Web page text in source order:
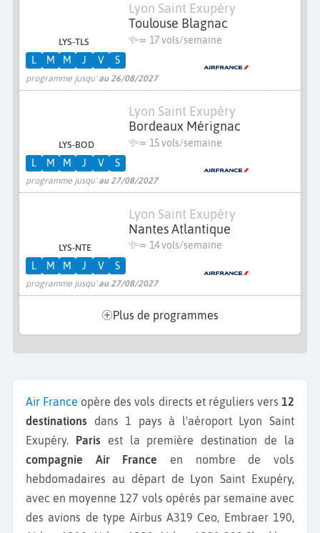
LYS-TLS
Lyon Saint Exupéry
Toulouse Blagnac
≃ 17 vols/semaine
programme jusqu'au 26/08/2027
L M M J V S
LYS-BOD
Lyon Saint Exupéry
Bordeaux Mérignac
≃ 15 vols/semaine
programme jusqu'au 27/08/2027
L M M J V S
LYS-NTE
Lyon Saint Exupéry
Nantes Atlantique
≃ 14 vols/semaine
programme jusqu'au 27/08/2027
L M M J V S
Plus de programmes
Air France opère des vols directs et réguliers vers12
destinations dans 1 pays à l'aéroport Lyon Saint
Exupéry. Paris est la première destination de la
compagnie Air France en nombre de vols
hebdomadaires au départ de Lyon Saint Exupéry,
avec en moyenne 127 vols opérés par semaine avec
des avions de type Airbus A319 Ceo, Embraer 190,